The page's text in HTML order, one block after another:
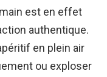
est en effet
authentique.
en plein air
ou exploser